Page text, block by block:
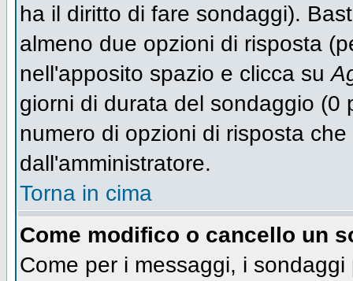
ha il diritto di fare sondaggi).
almeno due opzioni di risposta
nell'apposito spazio e clicca su
giorni di durata del sondaggio
numero di opzioni di risposta
dall'amministratore.
Torna in cima
Come modifico o cancello un
Come per i messaggi, i